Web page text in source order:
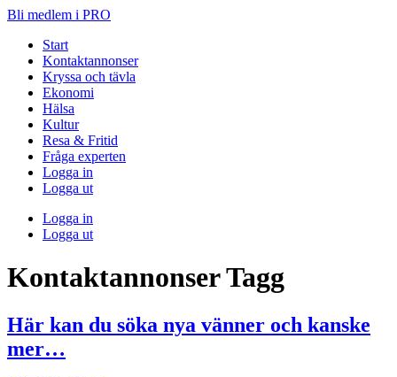
Bli medlem i PRO
Start
Kontaktannonser
Kryssa och tävla
Ekonomi
Hälsa
Kultur
Resa & Fritid
Fråga experten
Logga in
Logga ut
Logga in
Logga ut
KontaktannonserTagg
Här kan du söka nya vänner och kanske
mer…